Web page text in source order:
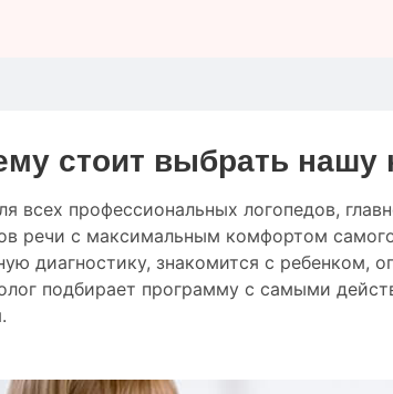
стоит выбрать нашу
всех профессиональных логопедов,
речи с максимальным комфортом
диагностику, знакомится с ребенком,
подбирает программу с самыми
.